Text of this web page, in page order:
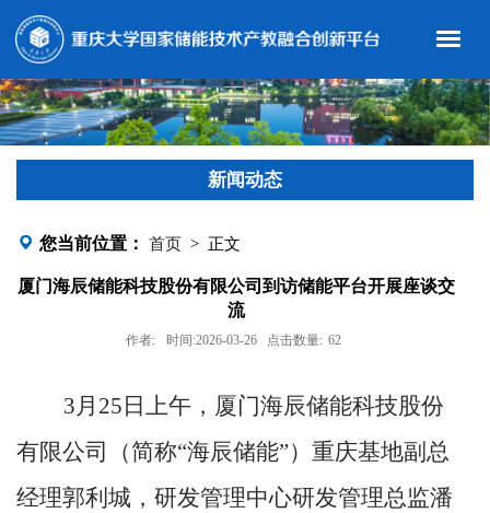
新闻动态
您当前位置： 首页> 正文
厦门海辰储能科技股份有限公司到访储能平台开展座谈交
流
作者: 时间:2026-03-26 点击数量: 62
3月25日上午，厦门海辰储能科技股份
有限公司（简称“海辰储能”）重庆基地副总
经理郭利城，研发管理中心研发管理总监潘